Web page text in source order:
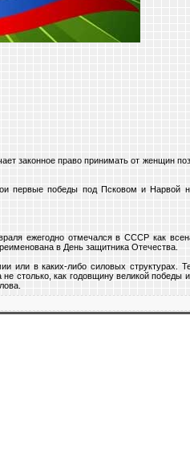
законное право принимать от женщин
первые победы под Псковом и Нарвой
ежегодно отмечался в СССР как
в День защитника Отечества.
или в каких-либо силовых структурах.
столько, как годовщину великой победы